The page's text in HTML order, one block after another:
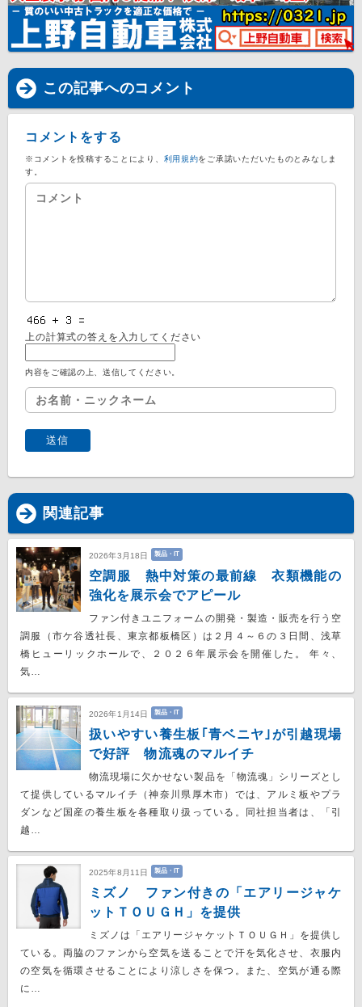
この記事へのコメント
コメントをする
※コメントを投稿することにより、 利用規約をご承諾いただいたものとみなしま
す。
上の計算式の答えを入力してください
内容をご確認の上、送信してください。
関連記事
2026年3月18日 製品・IT
空調服 熱中対策の最前線 衣類機能の
強化を展示会でアピール
ファン付きユニフォームの開発・製造・販売を行う空
調服（市ケ谷透社長、東京都板橋区）は２月４～６の３日間、浅草
橋ヒューリックホールで、２０２６年展示会を開催した。 年々、
気…
2026年1月14日 製品・IT
扱いやすい養生板｢青ベニヤ｣が引越現場
で好評 物流魂のマルイチ
物流現場に欠かせない製品を「物流魂」シリーズとし
て提供しているマルイチ（神奈川県厚木市）では、アルミ板やプラ
ダンなど国産の養生板を各種取り扱っている。同社担当者は、「引
越…
2025年8月11日 製品・IT
ミズノ ファン付きの「エアリージャケ
ットＴＯＵＧＨ」を提供
ミズノは「エアリージャケットＴＯＵＧＨ」を提供し
ている。両脇のファンから空気を送ることで汗を気化させ、衣服内
の空気を循環させることにより涼しさを保つ。また、空気が通る際
に…